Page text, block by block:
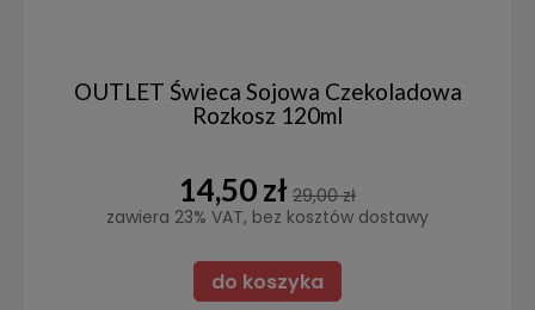
OUTLET Świeca Sojowa Czekoladowa
Rozkosz 120ml
14,50 zł 29,00 zł
zawiera 23% VAT, bez kosztów dostawy
do koszyka